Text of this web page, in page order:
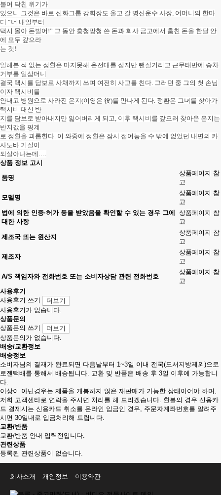
불어 닥친 위기가
있으니 그것은 바로 신화그룹 강회장도 울고 갈 명신운수 사장, 어머니의 한마
디 “너 내일부터
택시 몰아 돈벌어!” 그 동안 흥청망청 쓴 돈과 회사 금고에서 훔친 돈을 한달 안
에 모두 갚으라
는 것!
일해본 적 없는 정환은 마지못해 운전대를 잡지만 뺀질거리고 근무태만에 승차
거부를 일삼더니
결국 택시를 담보로 사채까지 쓰며 여전히 사고를 친다. 그러던 중 그의 첫 손님
이자 택시비를
안내고 병원으로 사라진 은지(이영은 役)를 만나게 된다. 정환은 그녀를 찾아가
택시비 대신 반
지를 담보로 받아내지만 잃어버리게 되고, 이후 택시비를 갚으러 찾아온 은지는
반지값을 핑계
로 정환을 괴롭힌다. 이 와중에 정환은 잠시 접어놓을 수 밖에 없었던 내면의 카
사노바 기질이
되살아나는데….
상품 정보 고시
품명
상품페이지 참
고
모델명
상품페이지 참
고
법에 의한 인증·허가 등을 받았음을 확인할 수 있는 경우 그에
대한 사항
상품페이지 참
고
제조국 또는 원산지
상품페이지 참
고
제조자
상품페이지 참
고
A/S 책임자와 전화번호 또는 소비자상담 관련 전화번호
상품페이지 참
고
사용후기
사용후기 쓰기
더보기
사용후기가 없습니다.
상품문의
상품문의 쓰기
더보기
상품문의가 없습니다.
배송/교환정보
배송정보
소비자님의 결재가 완료되면 다음날부터 1~3일 이내 전국(도서지방제외)으로
로젠택배를 통해서 배송됩니다. 교환 및 반품은 배송 후 3일 이후에 가능합니
다.
이상이 아닌경우는 제품을 개봉하지 않은 재판매가 가능한 상태이어야 하며,
저희 고객센타로 연락을 주시면 처리를 해 드리겠습니다. 환불의 경우 신용카
드 결제시는 신용카드 취소를 온라인 입금인 경우, 주문자계좌번호를 알려주
시면 30일내로 입금처리해 드립니다.
교환/반품
교환/반품 안내 입력전입니다.
관련상품
등록된 관련상품이 없습니다.
회사소개 개인정보 이용약관